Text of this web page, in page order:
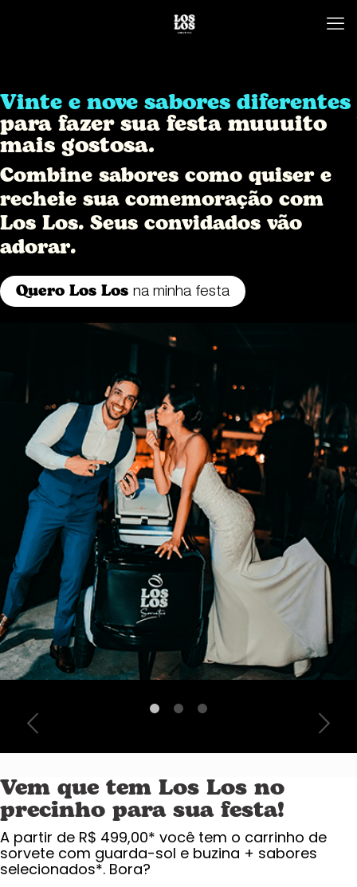
Vinte e nove sabores diferentes
para fazer sua festa muuuito
mais gostosa.
Combine sabores como quiser e
recheie sua comemoração com
Los Los. Seus convidados vão
adorar.
Quero Los Los na minha festa
Vem que tem Los Los no
precinho para sua festa!
A partir de R$ 499,00* você tem o carrinho de
sorvete com guarda-sol e buzina + sabores
selecionados*. Bora?